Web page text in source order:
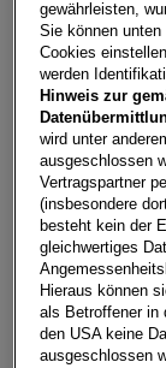
T-Roc Life
3500 Krems
Erstzulassung
06/2026
Kilometerstand
2.500 km
gewährleisten,
Sie können
Cookies
werden
Hinweis zur
wird unter
ausgeschlossen
Vertragspartner
(insbesondere
besteht kein der
gleichwertiges
Hieraus können
als Betroffener in
den USA keine
ausgeschlossen